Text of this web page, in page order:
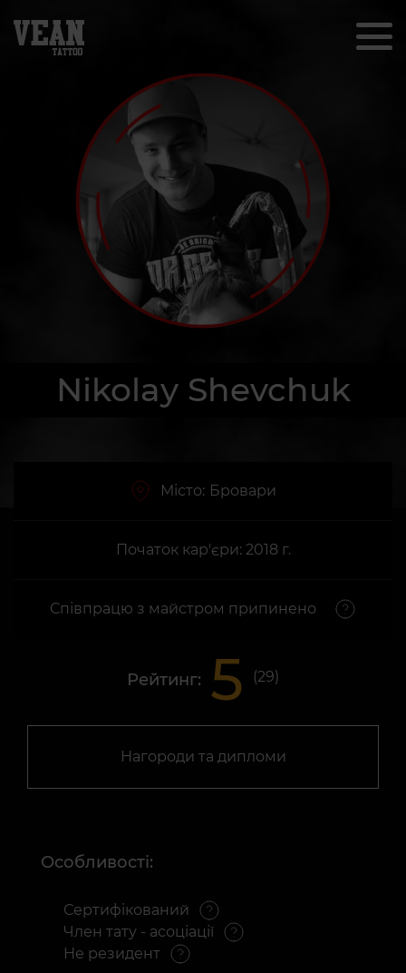
Nikolay Shevchuk
Місто: Бровари
Початок кар'єри: 2018 г.
Співпрацю з майстром припинено
Рейтинг: 5 (29)
Нагороди та дипломи
Особливості:
Сертифікований
Член тату - асоціації
Не резидент